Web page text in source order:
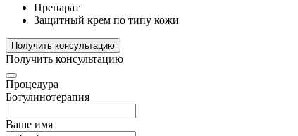
Препарат
Защитный крем по типу кожи
Получить консультацию
Получить консультацию
Процедура
Ботулинотерапия
Ваше имя